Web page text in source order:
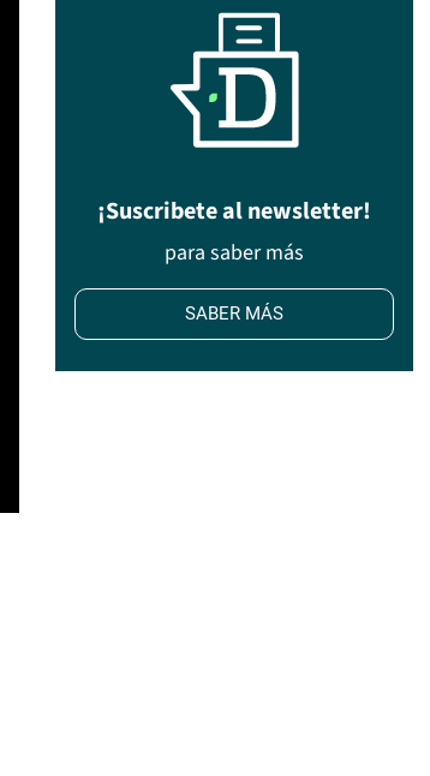
¡Suscribete al newsletter!
para saber más
SABER MÁS